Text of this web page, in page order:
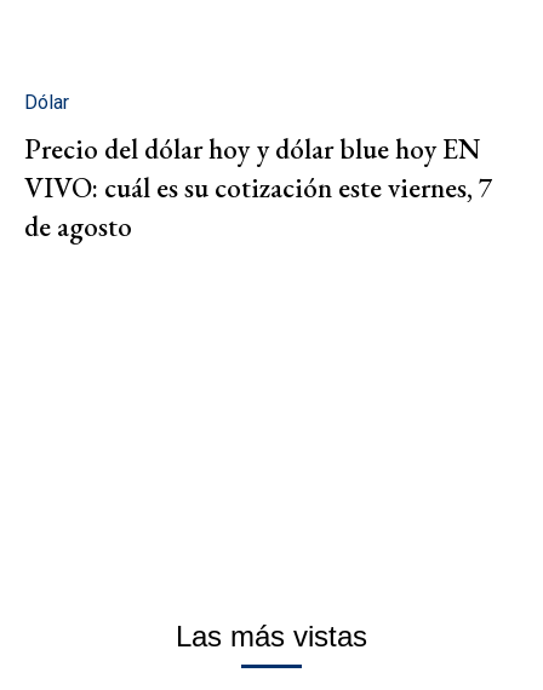
Dólar
Precio del dólar hoy y dólar blue hoy EN
VIVO: cuál es su cotización este viernes, 7
de agosto
Las más vistas